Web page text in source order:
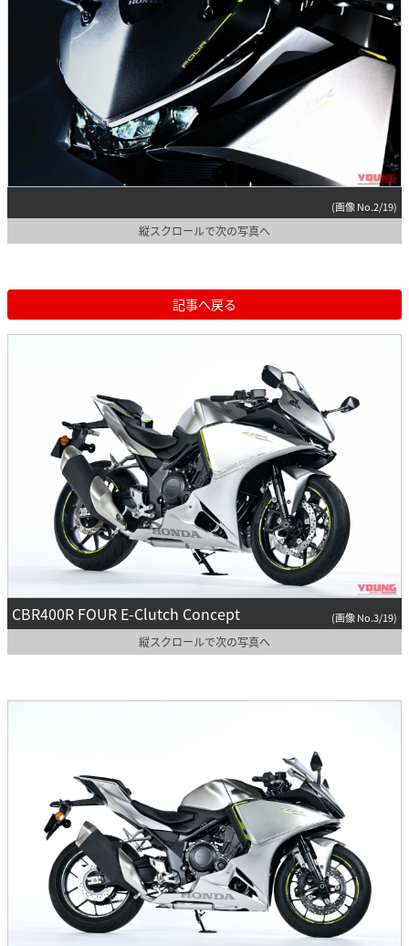
(画像 No.2/19)
縦スクロールで次の写真へ
記事へ戻る
CBR400R FOUR E-Clutch Concept (画像 No.3/19)
縦スクロールで次の写真へ